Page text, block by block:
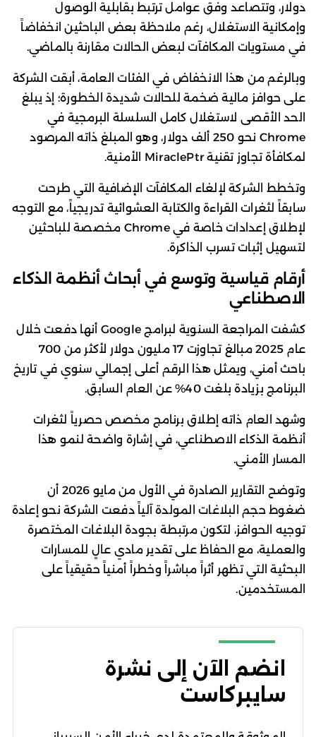
دولار، وتتصاعد وفق عوامل ترتبط بقابلية الوصول
وإمكانية الاستغلال، رغم ملاحظة بعض الباحثين انخفاضاً
في مستويات المكافآت لبعض الحالات مقارنة بالماضي.
وبالرغم من هذا الانخفاض في الفئات العامة، أبقت الشركة
على حوافز مالية ضخمة للحالات شديدة الخطورة؛ إذ يبلغ
الحد الأقصى لاستغلال كامل السلسلة البرمجية في
Chrome نحو 250 ألف دولار، وهو المبلغ ذاته المرصود
لمكافأة تجاوز تقنية MiraclePtr الأمنية.
وتخطط الشركة لإلغاء المكافآت الإضافية التي طرحت
سابقاً لثغرات القراءة والكتابة العشوائية تدريجياً، مع التوجه
لإطلاق إعدادات خاصة في Chrome مخصصة للباحثين
لتسهيل إثبات تسرب الذاكرة.
أرقام قياسية وتوسع في أبحاث أنظمة الذكاء
الاصطناعي
كشفت المراجعة السنوية لبرامج Google أنها دفعت خلال
عام 2025 مبالغ تجاوزت 17 مليون دولار لأكثر من 700
باحث أمني، ويمثل هذا الرقم أعلى إجمالي سنوي في تاريخ
البرنامج بزيادة بلغت 40% عن العام السابق.
وشهد العام ذاته إطلاق برنامج مخصص حصرياً لثغرات
أنظمة الذكاء الاصطناعي، في إشارة واضحة لنمو هذا
المسار الأمني.
وتوضح التقارير الصادرة في الأول من مايو 2026 أن
ضغوط حجم البلاغات المولدة آلياً دفعت الشركة نحو إعادة
توجيه الحوافز، لتكون مرتبطة بجودة البلاغات المختصرة
والعملية، مع الحفاظ على تقدير مادي عالٍ للمسارات
البحثية التي تظهر أثراً مباشراً وخطراً أمنياً حقيقياً على
المستخدمين.
انضم الآن إلى نشرة
سايبركاست